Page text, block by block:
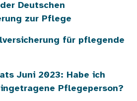
Deutschen
zur Pflege
für pflegende
Juni 2023: Habe ich
Pflegeperson?